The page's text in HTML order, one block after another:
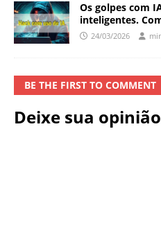
Os golpes com
inteligentes.
24/03/2026
BE THE FIRST TO COMMENT
Deixe sua